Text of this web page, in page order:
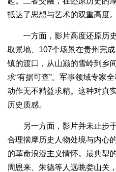
抵达了思想与艺术的双重高度。
一方面，影片高度还原历史
取景地、107个场景在贵州完
镇的渡口，从山巅的雪岭到乡
求“有据可查”。军事领域专家
动作无不精益求精。这种对真
历史质感。
另一方面，影片并未止步于
合理揣摩历史人物处境与内心
的革命浪漫主义情怀。最典型
周恩来、朱德等人远眺娄山关